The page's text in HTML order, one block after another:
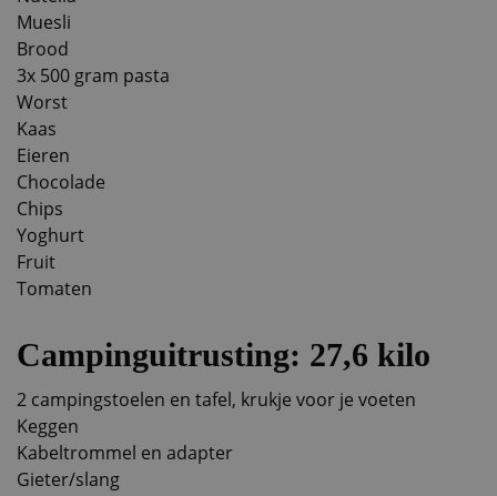
Muesli
Brood
3x 500 gram pasta
Worst
Kaas
Eieren
Chocolade
Chips
Yoghurt
Fruit
Tomaten
Campinguitrusting: 27,6 kilo
2 campingstoelen en tafel, krukje voor je voeten
Keggen
Kabeltrommel en adapter
Gieter/slang